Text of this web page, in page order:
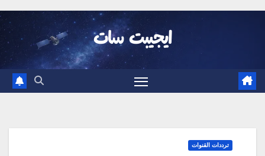
ايجيبت سات
ترددات القنوات